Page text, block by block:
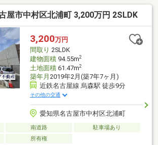
2分)●名古屋運河郵便局 ・・・ 約450m(徒歩
のお客様はフリーダイヤル【０１２０－５８
軽にお問い合わせくださいませ！
屋市中村区北浦町 3,200万円 2SLDK
3,200万円
間取り 2SLDK
建物面積94.55m2
土地面積61.47m2
築年月 2019年2月(築7年7ヶ月)
近鉄名古屋線 烏森駅 徒歩9分
その他の交通
愛知県名古屋市中村区北浦町
南道路
駐車場あり
所有権